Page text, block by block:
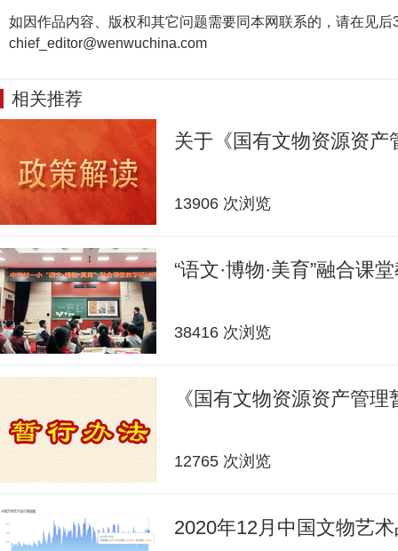
如因作品内容、版权和其它问题需要同本网联系的，请在见后
chief_editor@wenwuchina.com
相关推荐
关于《国有文物资源资
13906 次浏览
“语文·博物·美育”融合课
38416 次浏览
《国有文物资源资产管
12765 次浏览
2020年12月中国文物艺